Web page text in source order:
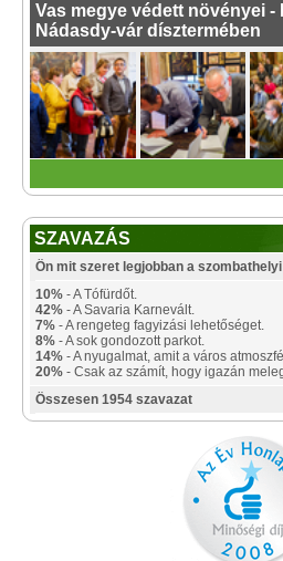
Vas megye védett növényei
Nádasdy-vár dísztermében
SZAVAZÁS
Ön mit szeret legjobban a
10% - A Tófürdőt.
42% - A Savaria Karnevált.
7% - A rengeteg fagyizási lehetőséget.
8% - A sok gondozott parkot.
14% - A nyugalmat, amit a város
20% - Csak az számít, hogy igazán
Összesen 1954 szavazat